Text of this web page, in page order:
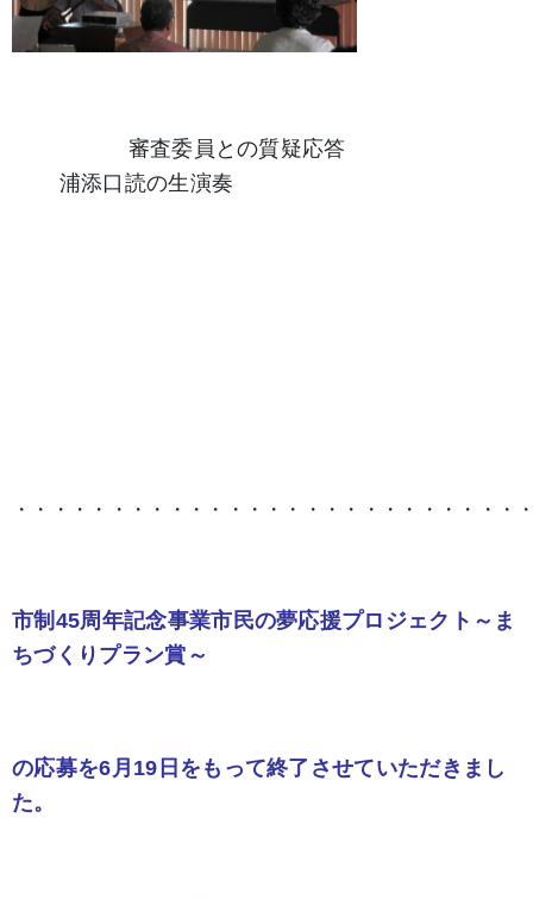
審査委員との質疑応答
浦添口読の生演奏
・・・・・・・・・・・・・・・・・・・・・・・・・・
市制45周年記念事業市民の夢応援プロジェクト～ま
ちづくりプラン賞～
の応募を6月19日をもって終了させていただきまし
た。